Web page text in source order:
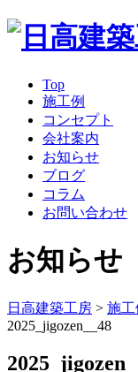
Top
施工例
コンセプト
会社案内
お知らせ
ブログ
コラム
お問い合わせ
お知らせ
日高建築工房 > 施工
2025_jigozen__48